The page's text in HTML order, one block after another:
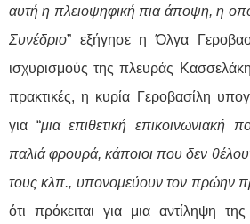
αυτή η πλειοψηφική πια άποψη, η
Συνέδριο” εξήγησε η Όλγα
ισχυρισμούς της πλευράς Κασσελάκη
πρακτικές, η κυρία Γεροβασίλη
για “μια επιθετική επικοινωνιακή
παλιά φρουρά, κάποιοι που δεν
τους κλπ., υπονομεύουν τον πρώην
ότι πρόκειται για μια αντίληψη